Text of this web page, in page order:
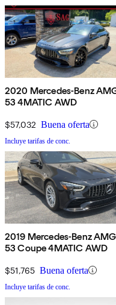
2020 Mercedes-Benz
53 4MATIC AWD
$57,032 Buena oferta
Incluye tarifas de conc.
2019 Mercedes-Benz
53 Coupe 4MATIC AWD
$51,765 Buena oferta
Incluye tarifas de conc.